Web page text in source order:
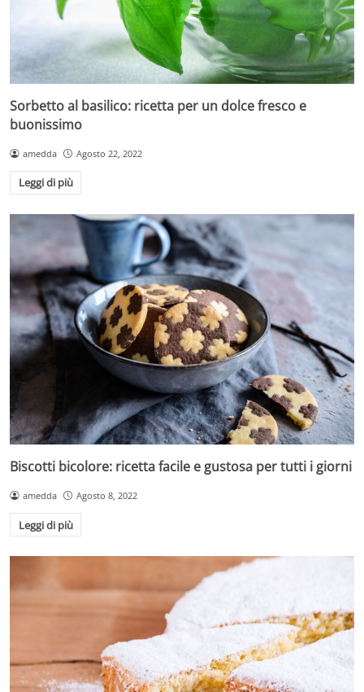
Sorbetto al basilico: ricetta per un dolce fresco e
buonissimo
amedda Agosto 22, 2022
Leggi di più
Biscotti bicolore: ricetta facile e gustosa per tutti i giorni
amedda Agosto 8, 2022
Leggi di più